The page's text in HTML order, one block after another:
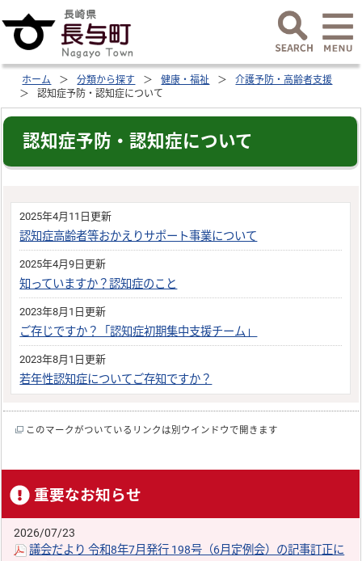
ホーム 分類から探す 健康・福祉
介護予防・高齢者支援
認知症予防・認知症について
認知症予防・認知症について
2025年4月11日更新
認知症高齢者等おかえりサポート事業について
2025年4月9日更新
知っていますか？認知症のこと
2023年8月1日更新
ご存じですか？「認知症初期集中支援チーム」
2023年8月1日更新
若年性認知症についてご存知ですか？
このマークがついているリンクは別ウインドウで開きます
重要なお知らせ
2026/07/23
議会だより 令和8年7月発行 198号（6月定例会）の記事訂正に